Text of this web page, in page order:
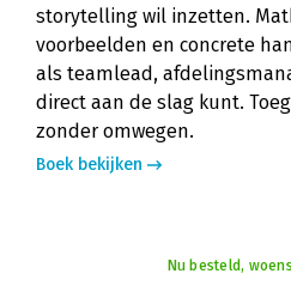
storytelling wil inzetten.
voorbeelden en concrete
als teamlead,
direct aan de slag kunt.
zonder omwegen.
Boek bekijken
Nu besteld,